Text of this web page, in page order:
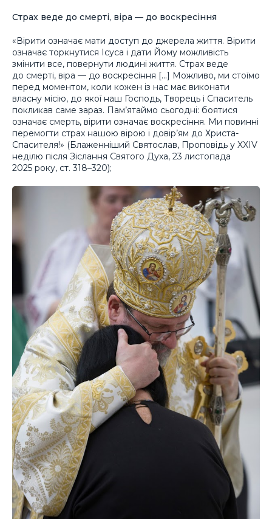
Страх веде до смерті, віра — до воскресіння
«Вірити означає мати доступ до джерела життя. Вірити
означає торкнутися Ісуса і дати Йому можливість
змінити все, повернути людині життя. Страх веде
до смерті, віра — до воскресіння […] Можливо, ми стоїмо
перед моментом, коли кожен із нас має виконати
власну місію, до якої наш Господь, Творець і Спаситель
покликав саме зараз. Пам’ятаймо сьогодні: боятися
означає смерть, вірити означає воскресіння. Ми повинні
перемогти страх нашою вірою і довір’ям до Христа-
Спасителя!» (Блаженніший Святослав, Проповідь у XXIV
неділю після Зіслання Святого Духа, 23 листопада
2025 року, ст. 318–320);